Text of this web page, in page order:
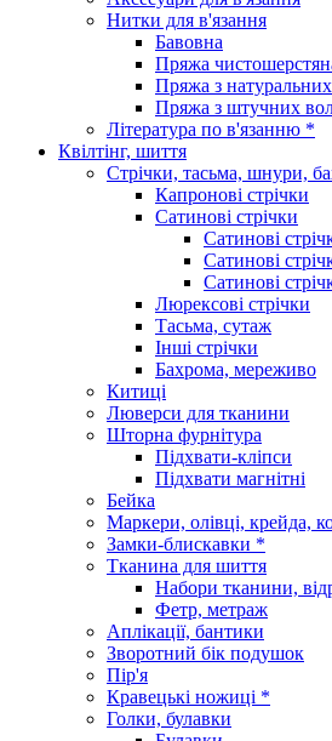
Нитки для в'язання
Бавовна
Пряжа
Пряжа з
Пряжа з штучних
Література по в'язанню *
Квілтінг, шиття
Стрічки, тасьма, шнури,
Капронові стрічки
Сатинові стрічки
Сатинові
Сатинові
Сатинові
Люрексові стрічки
Тасьма, сутаж
Інші стрічки
Бахрома, мереживо
Китиці
Люверси для тканини
Шторна фурнітура
Підхвати-кліпси
Підхвати магнітні
Бейка
Маркери, олівці, крейда,
Замки-блискавки *
Тканина для шиття
Набори тканини,
Фетр, метраж
Аплікації, бантики
Зворотний бік подушок
Пір'я
Кравецькі ножиці *
Голки, булавки